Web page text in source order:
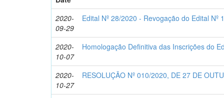
2020-
09-29
Edital Nº 28/2020 - Revogação do Edital Nº
2020-
10-07
Homologação Definitiva das Inscrições do
2020-
10-27
RESOLUÇÃO Nº 010/2020, DE 27 DE